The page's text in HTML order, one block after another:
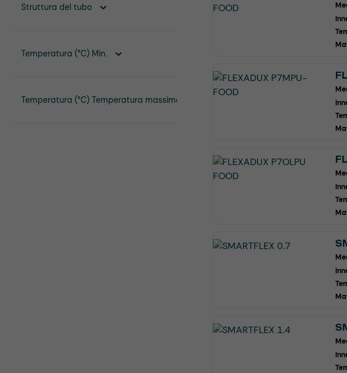
Struttura del tubo
Temperatura (°C) Min.
Temperatura (°C) Temperatura massima